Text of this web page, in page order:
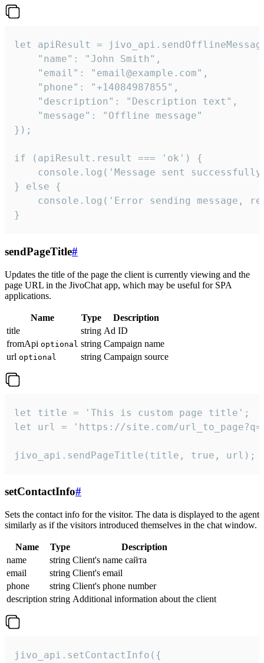
let apiResult =
    "name": "John Smith",
    "email": "email@example.com",
    "phone": "+14084987855",
    "description": "Description text",
    "message": "Offline message"
});
if (apiResult.result === 'ok') {
console.log('Message sent
} else {
console.log('Error sending message,
}
sendPageTitle#
Updates the title of the page the client is currently viewing and the
page URL in the JivoChat app, which may be useful for SPA
applications.
Name Type
Description
title
string Ad ID
fromApi optional string Campaign name
url optional string Campaign source
let title = 'This is custom page title';
let url = 'https://site.com/
jivo_api.sendPageTitle(title, true, url);
setContactInfo#
Sets the contact info for the visitor. The data is displayed to the agent
similarly as if the visitors introduced themselves in the chat window.
Name Type
Description
name
string Client's name сайта
email
string Client's email
phone
string Client's phone number
description string Additional information about the client
jivo_api.setContactInfo({